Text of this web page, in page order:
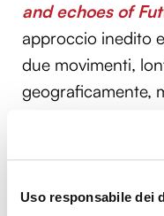
Uso responsabile dei
and echoes of
approccio inedito
due movimenti,
geograficamente,
apparentemente
Futurismo
’70.